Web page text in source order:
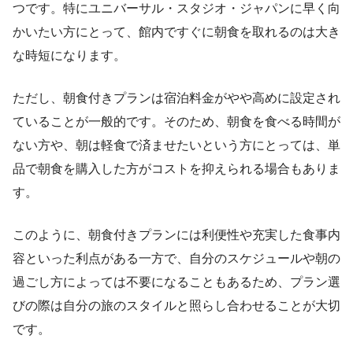
つです。特にユニバーサル・スタジオ・ジャパンに早く向
かいたい方にとって、館内ですぐに朝食を取れるのは大き
な時短になります。
ただし、朝食付きプランは宿泊料金がやや高めに設定され
ていることが一般的です。そのため、朝食を食べる時間が
ない方や、朝は軽食で済ませたいという方にとっては、単
品で朝食を購入した方がコストを抑えられる場合もありま
す。
このように、朝食付きプランには利便性や充実した食事内
容といった利点がある一方で、自分のスケジュールや朝の
過ごし方によっては不要になることもあるため、プラン選
びの際は自分の旅のスタイルと照らし合わせることが大切
です。